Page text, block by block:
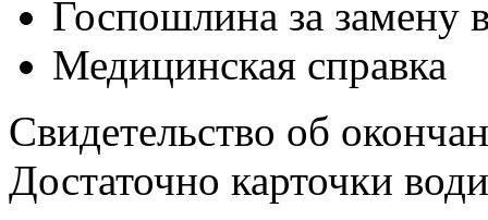
Госпошлина за замену
Медицинская справка
Свидетельство об
Достаточно карточки